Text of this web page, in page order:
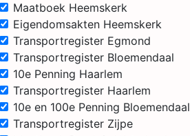
Maatboek Heemskerk
Eigendomsakten Heemskerk
Transportregister Egmond
Transportregister Bloemendaal
10e Penning Haarlem
Transportregister Haarlem
10e en 100e Penning Bloemendaal
Transportregister Zijpe